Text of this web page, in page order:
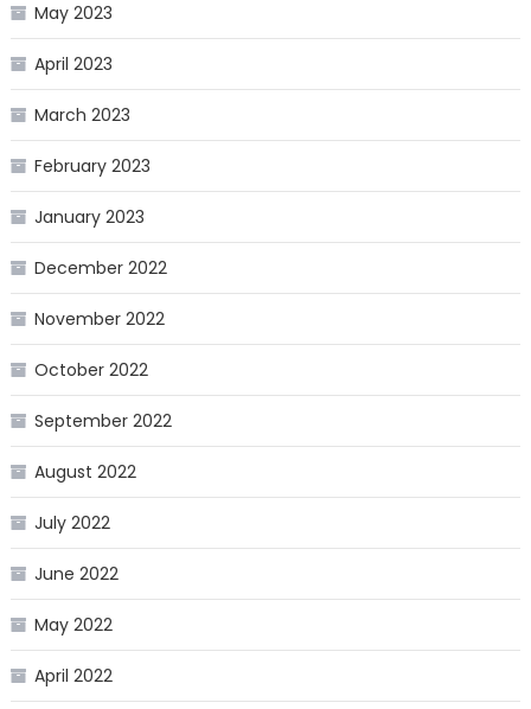
May 2023
April 2023
March 2023
February 2023
January 2023
December 2022
November 2022
October 2022
September 2022
August 2022
July 2022
June 2022
May 2022
April 2022